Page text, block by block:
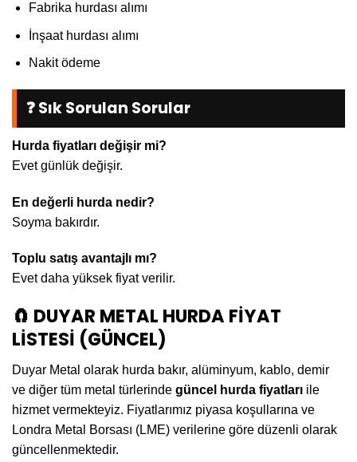
Fabrika hurdası alımı
İnşaat hurdası alımı
Nakit ödeme
❓ Sık Sorulan Sorular
Hurda fiyatları değişir mi?
Evet günlük değişir.
En değerli hurda nedir?
Soyma bakırdır.
Toplu satış avantajlı mı?
Evet daha yüksek fiyat verilir.
🧲 DUYAR METAL HURDA FİYAT
LİSTESİ (GÜNCEL)
Duyar Metal olarak hurda bakır, alüminyum, kablo, demir
ve diğer tüm metal türlerinde güncel hurda fiyatları ile
hizmet vermekteyiz. Fiyatlarımız piyasa koşullarına ve
Londra Metal Borsası (LME) verilerine göre düzenli olarak
güncellenmektedir.